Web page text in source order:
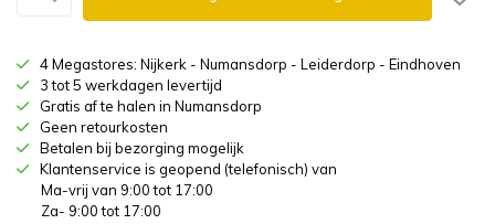
4 Megastores: Nijkerk - Numansdorp - Leiderdorp - Eindhoven
3 tot 5 werkdagen levertijd
Gratis af te halen in Numansdorp
Geen retourkosten
Betalen bij bezorging mogelijk
Klantenservice is geopend (telefonisch) van
Ma-vrij van 9:00 tot 17:00
Za- 9:00 tot 17:00